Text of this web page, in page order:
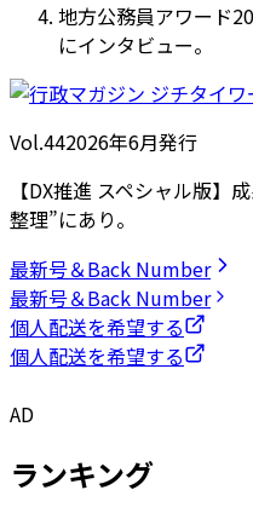
地方公務員アワード
にインタビュー。
Vol.442026年6月発行
【DX推進 スペシャル版】
整理”にあり。
最新号＆Back Number
最新号＆Back Number
個人配送を希望する
個人配送を希望する
AD
ランキング